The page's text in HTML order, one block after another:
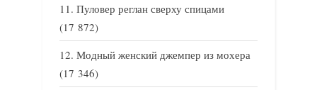
Пуловер реглан сверху спицами
(17 872)
Модный женский джемпер из мохера
(17 346)